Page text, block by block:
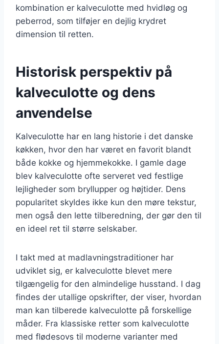
kombination er kalveculotte med hvidløg og
peberrod, som tilføjer en dejlig krydret
dimension til retten.
Historisk perspektiv på
kalveculotte og dens
anvendelse
Kalveculotte har en lang historie i det danske
køkken, hvor den har været en favorit blandt
både kokke og hjemmekokke. I gamle dage
blev kalveculotte ofte serveret ved festlige
lejligheder som bryllupper og højtider. Dens
popularitet skyldes ikke kun den møre tekstur,
men også den lette tilberedning, der gør den til
en ideel ret til større selskaber.
I takt med at madlavningstraditioner har
udviklet sig, er kalveculotte blevet mere
tilgængelig for den almindelige husstand. I dag
findes der utallige opskrifter, der viser, hvordan
man kan tilberede kalveculotte på forskellige
måder. Fra klassiske retter som kalveculotte
med flødesovs til moderne varianter med